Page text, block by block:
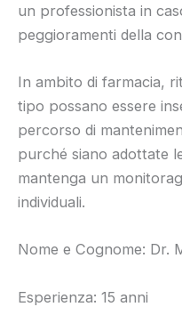
un professionista in
peggioramenti della
In ambito di farmacia,
tipo possano essere
percorso di
purché siano adottate
mantenga un
individuali.
Nome e Cognome: Dr.
Esperienza: 15 anni